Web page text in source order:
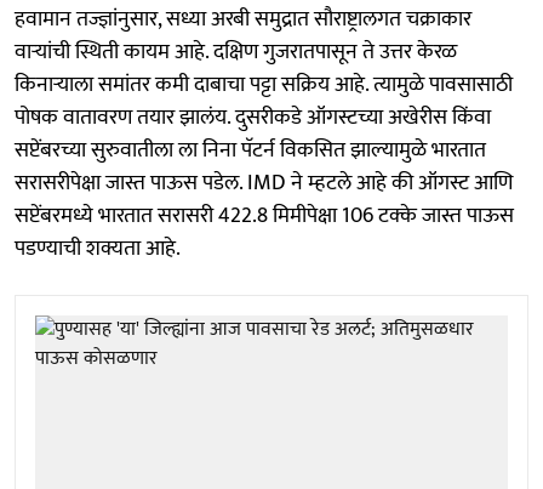
हवामान तज्ज्ञांनुसार, सध्या अरबी समुद्रात सौराष्ट्रालगत चक्राकार
वाऱ्यांची स्थिती कायम आहे. दक्षिण गुजरातपासून ते उत्तर केरळ
किनाऱ्याला समांतर कमी दाबाचा पट्टा सक्रिय आहे. त्यामुळे पावसासाठी
पोषक वातावरण तयार झालंय. दुसरीकडे ऑगस्टच्या अखेरीस किंवा
सप्टेंबरच्या सुरुवातीला ला निना पॅटर्न विकसित झाल्यामुळे भारतात
सरासरीपेक्षा जास्त पाऊस पडेल. IMD ने म्हटले आहे की ऑगस्ट आणि
सप्टेंबरमध्ये भारतात सरासरी 422.8 मिमीपेक्षा 106 टक्के जास्त पाऊस
पडण्याची शक्यता आहे.